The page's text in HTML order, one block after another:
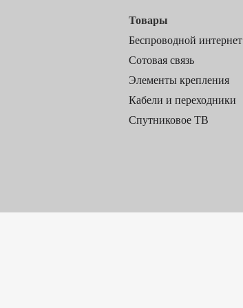
Товары
Беспроводной интернет
Сотовая связь
Элементы крепления
Кабели и переходники
Спутниковое ТВ